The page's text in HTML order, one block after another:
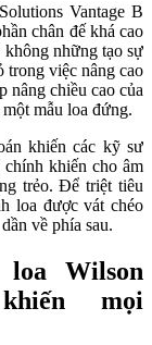
Vantage B
chân đế khá cao
những tạo sự
trong việc nâng cao
nâng chiều cao của
mẫu loa đứng.
khiến các kỹ sư
khiến cho âm
trẻo. Để triệt tiêu
loa được vát chéo
về phía sau.
Wilson
mọi